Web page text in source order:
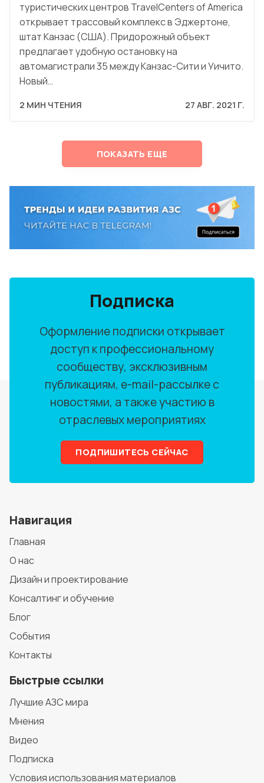
туристических центров TravelCenters of America
открывает трассовый комплекс в Эджертоне,
штат Канзас (США). Придорожный объект
предлагает удобную остановку на
автомагистрали 35 между Канзас-Сити и Уичито.
Новый…
2 МИН ЧТЕНИЯ 27 АВГ. 2021 Г.
ПОКАЗАТЬ ЕЩЕ
Подписка
Оформление подписки открывает
доступ к профессиональному
сообществу, эксклюзивным
публикациям, e-mail-рассылке с
новостями, а также участию в
отраслевых мероприятиях
ПОДПИШИТЕСЬ СЕЙЧАС
Навигация
Главная
О нас
Дизайн и проектирование
Консалтинг и обучение
Блог
События
Контакты
Быстрые ссылки
Лучшие АЗС мира
Мнения
Видео
Подписка
Условия использования материалов